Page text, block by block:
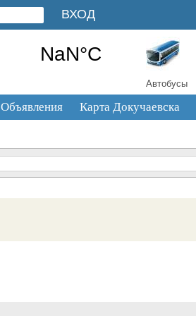
Автобусы
Объявления Карта Докучаевска